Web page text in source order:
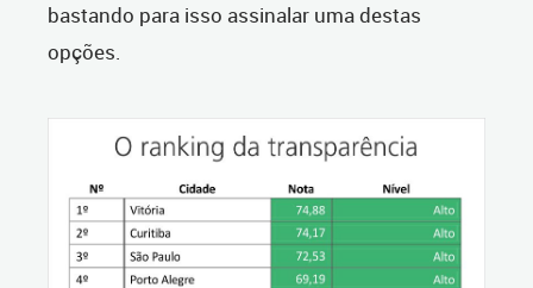
bastando para isso assinalar uma destas
opções.